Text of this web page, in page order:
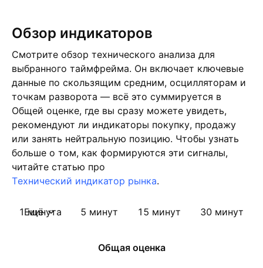
Обзор индикаторов
Смотрите обзор технического анализа для
выбранного таймфрейма. Он включает ключевые
данные по скользящим средним, осцилляторам и
точкам разворота — всё это суммируется в
Общей оценке, где вы сразу можете увидеть,
рекомендуют ли индикаторы покупку, продажу
или занять нейтральную позицию. Чтобы узнать
больше о том, как формируются эти сигналы,
читайте статью про
Tехнический индикатор рынка.
1 минута 5 минут 15 минут 30 минут
Ещё
Общая оценка